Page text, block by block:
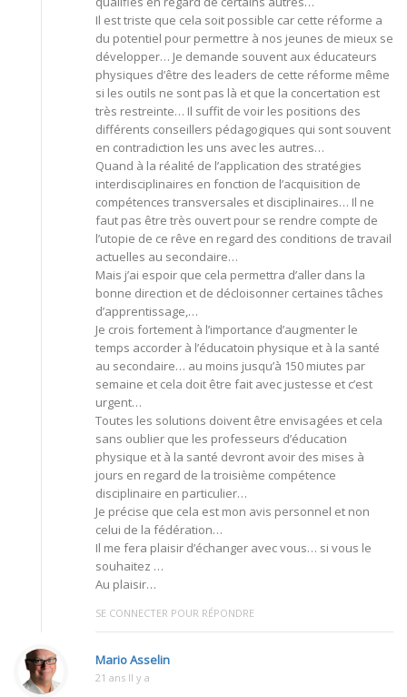
Il est triste que cela soit possible car cette réforme a
du potentiel pour permettre à nos jeunes de mieux se
développer… Je demande souvent aux éducateurs
physiques d’être des leaders de cette réforme même
si les outils ne sont pas là et que la concertation est
très restreinte… Il suffit de voir les positions des
différents conseillers pédagogiques qui sont souvent
en contradiction les uns avec les autres…
Quand à la réalité de l’application des stratégies
interdisciplinaires en fonction de l’acquisition de
compétences transversales et disciplinaires… Il ne
faut pas être très ouvert pour se rendre compte de
l’utopie de ce rêve en regard des conditions de travail
actuelles au secondaire…
Mais j’ai espoir que cela permettra d’aller dans la
bonne direction et de décloisonner certaines tâches
d’apprentissage,…
Je crois fortement à l’importance d’augmenter le
temps accorder à l’éducatoin physique et à la santé
au secondaire… au moins jusqu’à 150 miutes par
semaine et cela doit être fait avec justesse et c’est
urgent…
Toutes les solutions doivent être envisagées et cela
sans oublier que les professeurs d’éducation
physique et à la santé devront avoir des mises à
jours en regard de la troisième compétence
disciplinaire en particulier…
Je précise que cela est mon avis personnel et non
celui de la fédération…
Il me fera plaisir d’échanger avec vous… si vous le
souhaitez …
Au plaisir…
SE CONNECTER POUR RÉPONDRE
Mario Asselin
21 ans Il y a